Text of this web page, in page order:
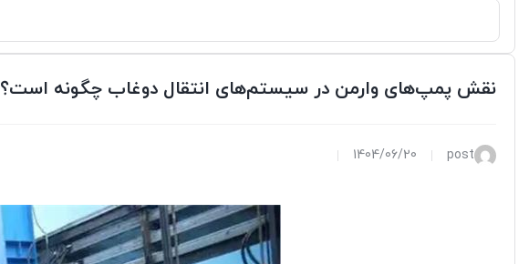
نقش پمپ‌های وارمن در سیستم‌های انتقال دوغاب چگونه است؟
post
1404/06/20